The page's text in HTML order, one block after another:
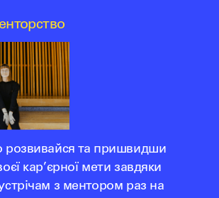
розвивайся та пришвидши
кар’єрної мети завдяки
з ментором раз на